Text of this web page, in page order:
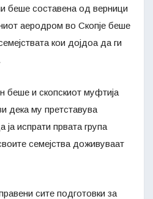
беше составена од верници
аеродром во Скопје беше
кои дојдоа да ги
беше и скопскиот муфтија
дека му претставува
испрати првата група
семејства доживуваат
сите подготовки за